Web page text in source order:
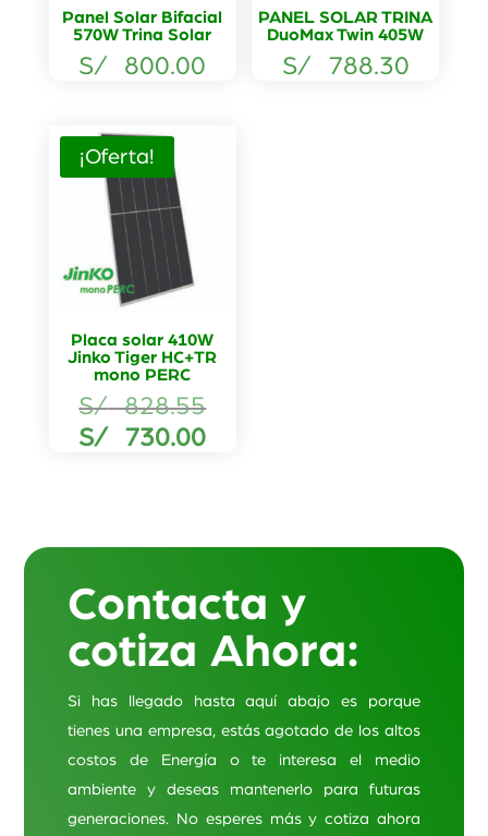
Panel Solar Bifacial
570W Trina Solar
S/ 800.00
PANEL SOLAR TRINA
DuoMax Twin 405W
S/788.30
¡Oferta!
Placa solar 410W
Jinko Tiger HC+TR
mono PERC
S/828.55El
precio
S/730.00El
S/ 730.00.
Contacta y
cotiza Ahora:
Si has llegado hasta aquí abajo es porque
tienes una empresa, estás agotado de los altos
costos de Energía o te interesa el medio
ambiente y deseas mantenerlo para futuras
generaciones. No esperes más y cotiza ahora